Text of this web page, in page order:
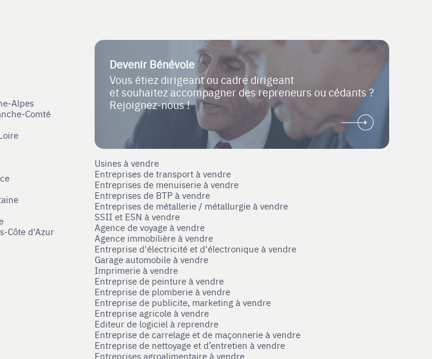
Alpes
Comté
Côte d'Azur
Devenir Bénévole
Vous étiez dirigeant ou cadre dirigeant
et souhaitez accompagner des repreneurs ou cédants ?
Rejoignez-nous !
Usines à vendre
Entreprises de transport à vendre
Entreprises de menuiserie à vendre
Entreprises de BTP à vendre
Entreprises de métallerie / métallurgie à vendre
SSII et ESN à vendre
Agence de voyage à vendre
Agence immobilière à vendre
Entreprise d'électricité et d'électronique à vendre
Garage automobile à vendre
Imprimerie à vendre
Entreprise de peinture à vendre
Entreprise de plomberie à vendre
Entreprise de publicite, marketing à vendre
Entreprise agricole à vendre
Editeur de logiciel à reprendre
Entreprise de carrelage et de maçonnerie à vendre
Entreprise de nettoyage et d’entretien à vendre
Entreprises agroalimentaire à vendre